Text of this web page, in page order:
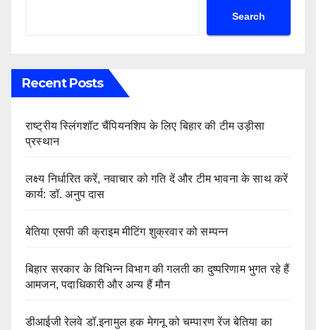
Search
Recent Posts
राष्ट्रीय स्लिंगशॉट चैंपियनशिप के लिए बिहार की टीम उड़ीसा
प्रस्थान
लक्ष्य निर्धारित करें, नवाचार को गति दें और टीम भावना के साथ करें
कार्य: डॉ. अनुप दास
बेतिया एसपी की क्राइम मीटिंग शुक्रवार को सम्पन्न
बिहार सरकार के विभिन्न विभाग की गलती का दुष्परिणाम भुगत रहे हैं
आमजन, पदाधिकारी और अन्य हैं मौन
डीआईजी रेलवे डॉ.इनामुल हक मेगनू को चम्पारण रेंज बेतिया का